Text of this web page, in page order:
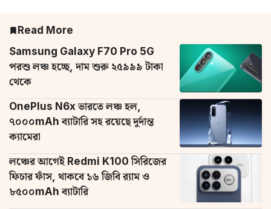
Read More
Samsung Galaxy F70 Pro 5G
পরশু লঞ্চ হচ্ছে, দাম শুরু ২৫৯৯৯ টাকা
থেকে
OnePlus N6x ভারতে লঞ্চ হল,
৭০০০mAh ব্যাটারি সহ রয়েছে দুর্দান্ত
ক্যামেরা
লঞ্চের আগেই Redmi K100 সিরিজের
ফিচার ফাঁস, থাকবে ১৬ জিবি র‌্যাম ও
৮৫০০mAh ব্যাটারি